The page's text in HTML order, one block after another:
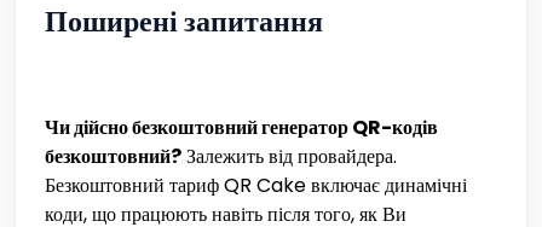
Поширені запитання
Чи дійсно безкоштовний генератор QR-кодів
безкоштовний?Залежить від провайдера.
Безкоштовний тариф QR Cake включає динамічні
коди, що працюють навіть після того, як Ви